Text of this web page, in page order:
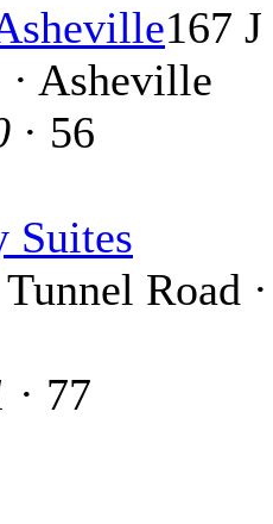
167
Asheville
· 56
Suites
Road ·
· 77